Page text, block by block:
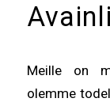
Meille on
olemme